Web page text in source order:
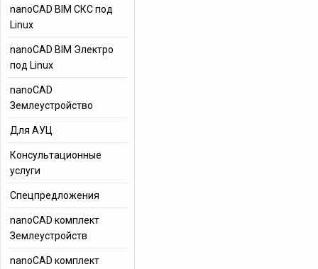
nanoCAD BIM СКС под
Linux
nanoCAD BIM Электро
под Linux
nanoCAD
Землеустройство
Для АУЦ
Консультационные
услуги
Спецпредложения
nanoCAD комплект
Землеустройств
nanoCAD комплект